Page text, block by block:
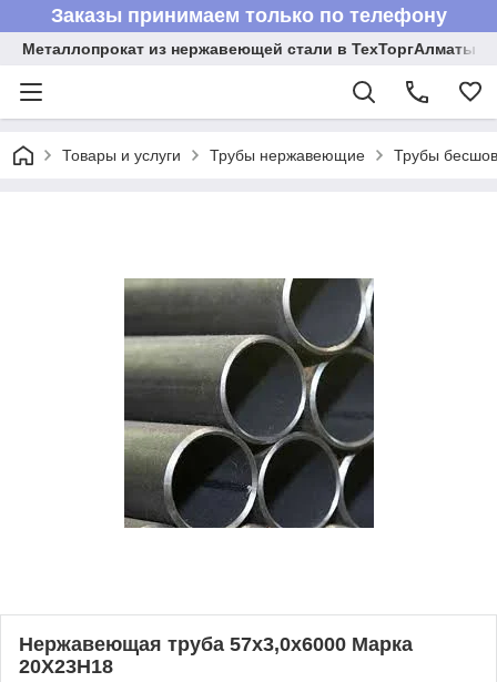
Заказы принимаем только по телефону
Металлопрокат из нержавеющей стали в ТехТоргАлматы
Товары и услуги Трубы нержавеющие Трубы
Нержавеющая труба 57х3,0х6000 Марка
20Х23Н18